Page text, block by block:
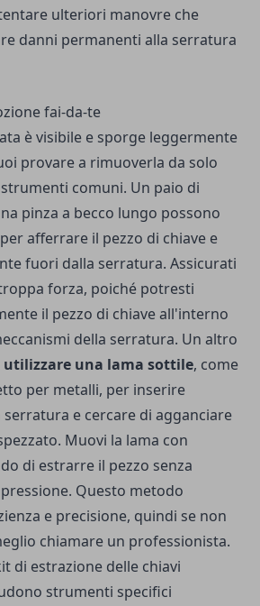
ulteriori manovre che
danni permanenti alla serratura
fai-da-te
è visibile e sporge leggermente
provare a rimuoverla da solo
comuni. Un paio di
pinza a becco lungo possono
afferrare il pezzo di chiave e
fuori dalla serratura. Assicurati
forza, poiché potresti
il pezzo di chiave all'interno
della serratura. Un altro
utilizzare una lama sottile, come
per metalli, per inserire
e cercare di agganciare
Muovi la lama con
di estrarre il pezzo senza
Questo metodo
e precisione, quindi se non
chiamare un professionista.
di estrazione delle chiavi
strumenti specifici